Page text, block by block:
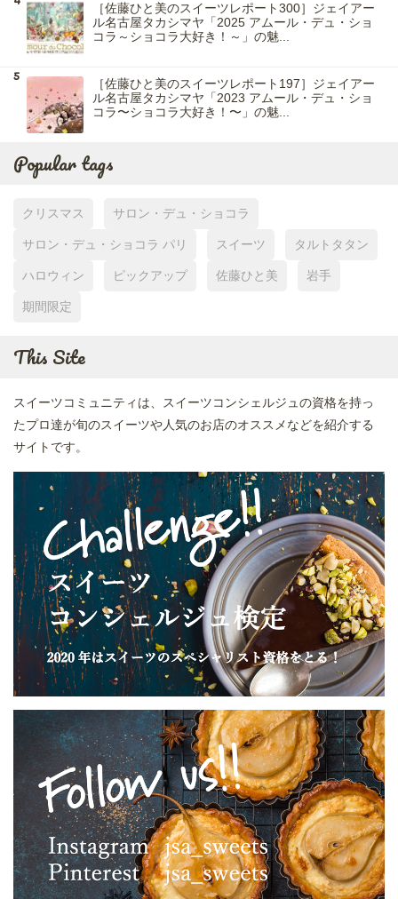
［佐藤ひと美のスイーツレポート300］ジェイアー
ル名古屋タカシマヤ「2025 アムール・デュ・ショ
コラ～ショコラ大好き！～」の魅...
［佐藤ひと美のスイーツレポート197］ジェイアー
ル名古屋タカシマヤ「2023 アムール・デュ・ショ
コラ〜ショコラ大好き！〜」の魅...
Popular tags
クリスマス サロン・デュ・ショコラ
サロン・デュ・ショコラ パリ スイーツ タルトタタン
ハロウィン ピックアップ 佐藤ひと美 岩手
期間限定
This Site
スイーツコミュニティは、スイーツコンシェルジュの資格を持っ
たプロ達が旬のスイーツや人気のお店のオススメなどを紹介する
サイトです。